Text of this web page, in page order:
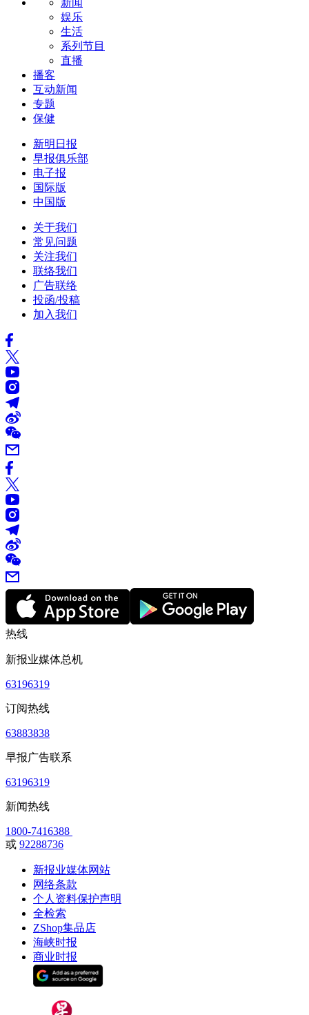
新闻
娱乐
生活
系列节目
直播
播客
互动新闻
专题
保健
新明日报
早报俱乐部
电子报
国际版
中国版
关于我们
常见问题
关注我们
联络我们
广告联络
投函/投稿
加入我们
热线
新报业媒体总机
63196319
订阅热线
63883838
早报广告联系
63196319
新闻热线
1800-7416388
或 92288736
新报业媒体网站
网络条款
个人资料保护声明
全检索
ZShop集品店
海峡时报
商业时报